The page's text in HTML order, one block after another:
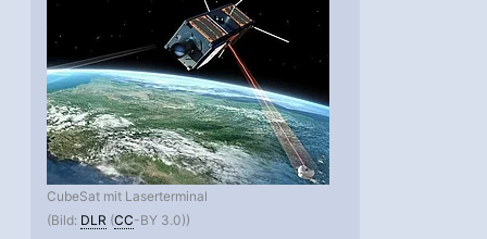
CubeSat mit Laserterminal
(Bild: DLR (CC-BY 3.0))